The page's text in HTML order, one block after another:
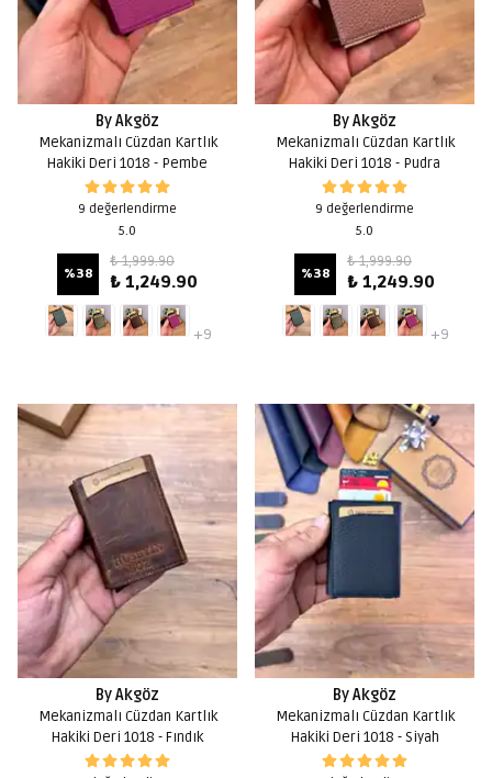
By Akgöz
Mekanizmalı Cüzdan Kartlık
Hakiki Deri 1018 - Pembe
9 değerlendirme
5.0
%38
₺ 1,999.90
₺ 1,249.90
+9
By Akgöz
Mekanizmalı Cüzdan Kartlık
Hakiki Deri 1018 - Pudra
9 değerlendirme
5.0
%38
₺ 1,999.90
₺ 1,249.90
+9
By Akgöz
Mekanizmalı Cüzdan Kartlık
Hakiki Deri 1018 - Fındık
By Akgöz
Mekanizmalı Cüzdan Kartlık
Hakiki Deri 1018 - Siyah